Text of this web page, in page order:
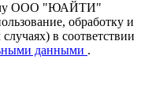
ООО "ЮАЙТИ"
обработку и
в соответствии
данными .